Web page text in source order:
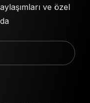
ve özel